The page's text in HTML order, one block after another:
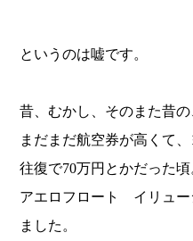
というのは嘘です。
昔、むかし、そのまた昔の
まだまだ航空券が高くて
往復で70万円とかだった頃
アエロフロート イリュー
ました。